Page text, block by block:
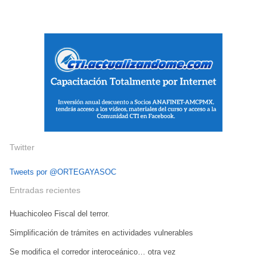
Twitter
Tweets por @ORTEGAYASOC
Entradas recientes
Huachicoleo Fiscal del terror.
Simplificación de trámites en actividades vulnerables
Se modifica el corredor interoceánico… otra vez